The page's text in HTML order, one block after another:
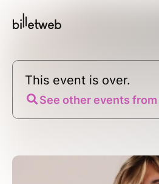
This event is over.
See other events